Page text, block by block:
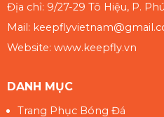
Địa chỉ: 9/27-29 Tô Hiệu, P.
Mail:
Website: www.keepfly.vn
DANH MỤC
Trang Phục Bóng Đá